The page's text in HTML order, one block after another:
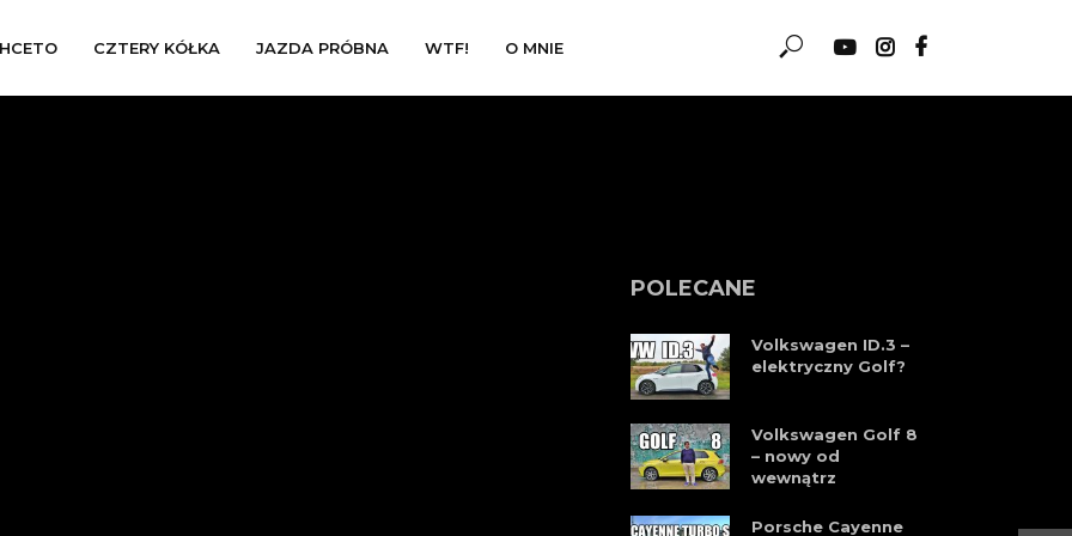
CZTERY KÓŁKA JAZDA PRÓBNA WTF! O MNIE
POLECANE
Volkswagen ID.3 –
elektryczny Golf?
Volkswagen Golf 8
– nowy od
wewnątrz
Porsche Cayenne